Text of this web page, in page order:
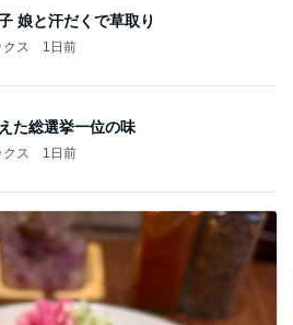
娘と汗だくで草取り
ス 1日前
た総選挙一位の味
ス 1日前